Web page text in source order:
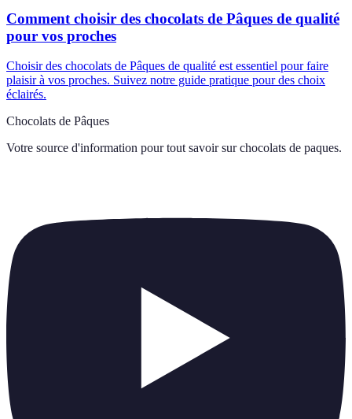
Comment choisir des chocolats de Pâques de qualité
pour vos proches
Choisir des chocolats de Pâques de qualité est essentiel pour faire
plaisir à vos proches. Suivez notre guide pratique pour des choix
éclairés.
Chocolats de Pâques
Votre source d'information pour tout savoir sur chocolats de paques.